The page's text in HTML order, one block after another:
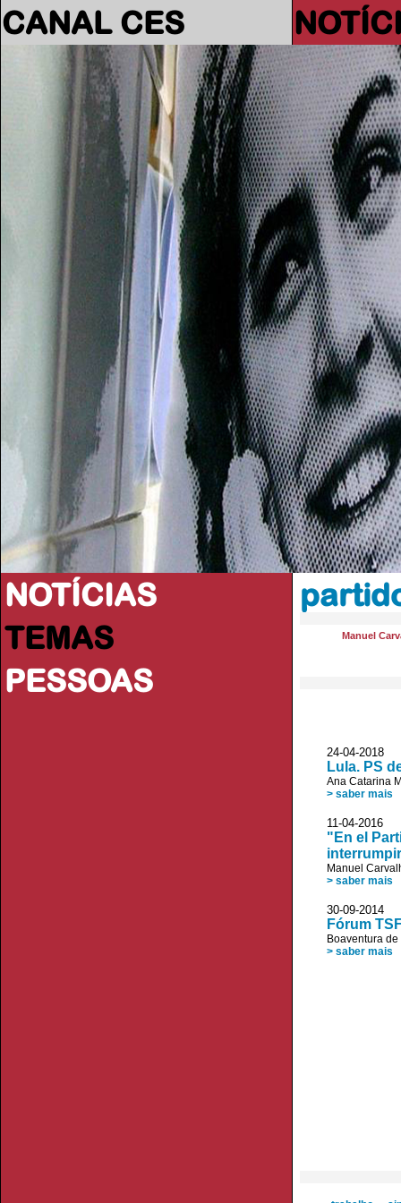
CANAL CES
NOTÍCIAS
TEMAS
PESSOAS
Manuel
24-04-
Lula. PS
Ana Catarina
> saber mais
11-04-2016
"En el
Manuel
> saber mais
30-09-
Fórum
Boaventura
> saber mais